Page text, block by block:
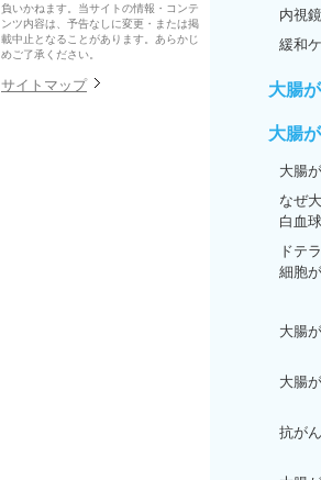
負いかねます。当サイトの情報・コンテ
ンツ内容は、予告なしに変更・または掲
載中止となることがあります。あらかじ
めご了承ください。
サイトマップ
内視
緩和
大腸
大腸
大腸
なぜ
白血
ドテ
細胞
大腸
大腸
抗が